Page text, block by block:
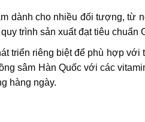
dành cho nhiều đối tượng,
trình sản xuất đạt tiêu chuẩn
triển riêng biệt để phù hợp
sâm Hàn Quốc với các
hàng ngày.